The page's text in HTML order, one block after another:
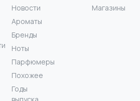
Новости
Ароматы
Бренды
Ноты
Парфюмеры
Похожее
Годы
Магазины